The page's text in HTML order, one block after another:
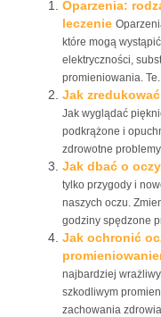
Oparzenia:
leczenie
które mogą
elektryczności,
promieniowania.
Jak
Jak wyglądać
podkrążone i
zdrowotne
Jak dbać o
tylko przygody i
naszych oczu.
godziny spędzone
Jak ochronić
najbardziej
szkodliwym
zachowania